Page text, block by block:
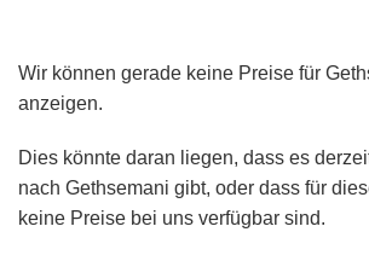
Wir können gerade keine Preise für
anzeigen.
Dies könnte daran liegen, dass es
nach Gethsemani gibt, oder dass für
keine Preise bei uns verfügbar sind.